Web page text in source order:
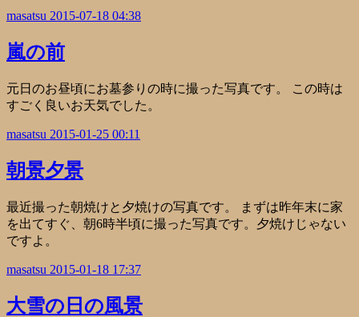
masatsu 2015-07-18 04:38
嵐の前
元日のお昼頃にお墓参りの時に撮った写真です。 この時は
すごく良いお天気でした。
masatsu 2015-01-25 00:11
朝景夕景
最近撮った朝焼けと夕焼けの写真です。 まずは昨年末に家
を出てすぐ、朝6時半頃に撮った写真です。夕焼けじゃない
ですよ。
masatsu 2015-01-18 17:37
大雪の日の風景